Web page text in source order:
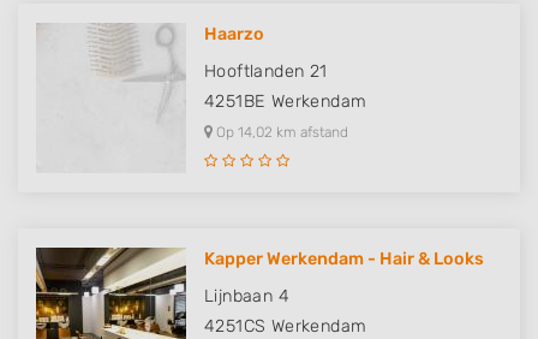
Haarzo
Hooftlanden 21
4251BE Werkendam
Op 14,02 km afstand
Kapper Werkendam - Hair & Looks
Lijnbaan 4
4251CS Werkendam